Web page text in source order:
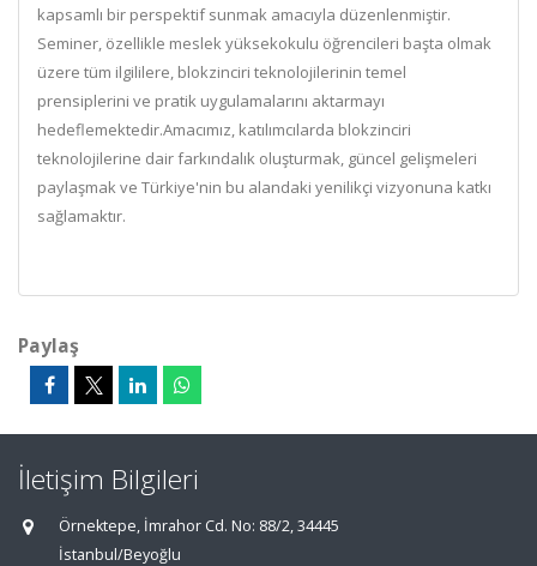
kapsamlı bir perspektif sunmak amacıyla düzenlenmiştir.
Seminer, özellikle meslek yüksekokulu öğrencileri başta olmak
üzere tüm ilgililere, blokzinciri teknolojilerinin temel
prensiplerini ve pratik uygulamalarını aktarmayı
hedeflemektedir.Amacımız, katılımcılarda blokzinciri
teknolojilerine dair farkındalık oluşturmak, güncel gelişmeleri
paylaşmak ve Türkiye'nin bu alandaki yenilikçi vizyonuna katkı
sağlamaktır.
Paylaş
İletişim Bilgileri
Örnektepe, İmrahor Cd. No: 88/2, 34445
İstanbul/Beyoğlu